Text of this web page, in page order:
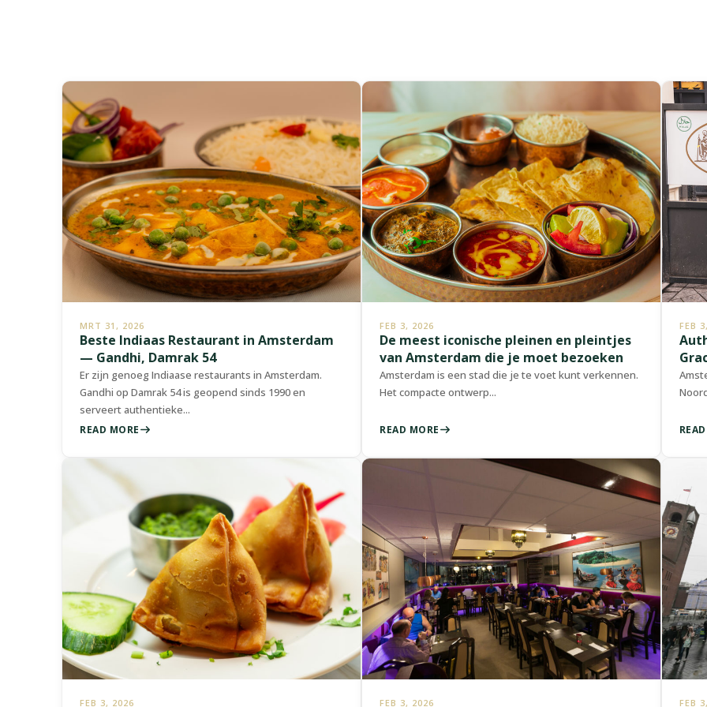
Restaurant
in
Damrak
MRT 31, 2026
Beste Indiaas Restaurant in Amsterdam
— Gandhi, Damrak 54
Er zijn genoeg Indiaase restaurants in Amsterdam.
Gandhi op Damrak 54 is geopend sinds 1990 en
serveert authentieke...
READ MORE
FEB 3, 2026
De meest iconische pleinen en pleintjes
van Amsterdam die je moet bezoeken
Amsterdam is een stad die je te voet kunt verkennen.
Het compacte ontwerp...
READ MORE
FEB
FEB 3, 2026 FEB 3, 2026 FEB